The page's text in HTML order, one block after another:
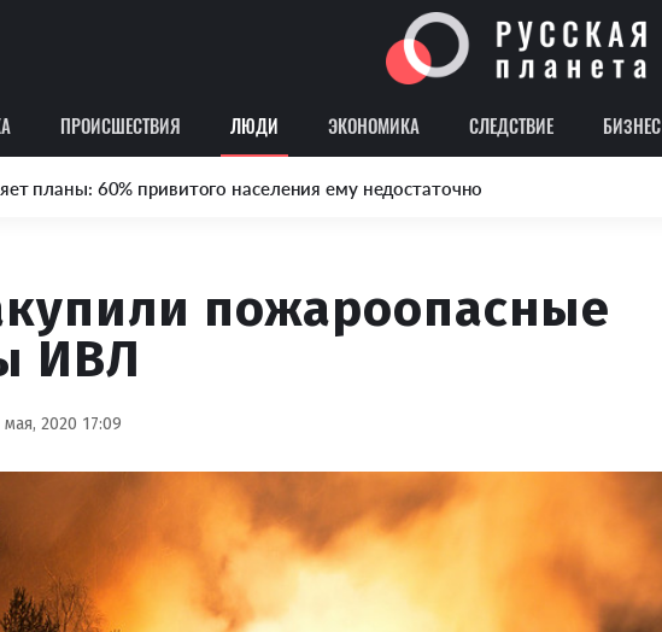
ПРОИСШЕСТВИЯ ЛЮДИ ЭКОНОМИКА СЛЕДСТВИЕ БИЗНЕС
планы: 60% привитого населения ему недостаточно
пожароопасные
ИВЛ
мая, 2020 17:09